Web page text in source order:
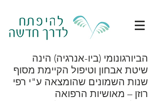
הביורגונומי (ביו-אנרגיה) הינה
שיטת אבחון וטיפול הקיימת מסוף
שנות השמונים שהומצאה ע"י רפי
רוזן – מאושיות הרפואה